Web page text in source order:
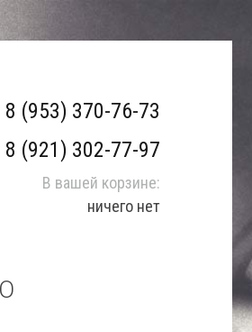
8 (953) 370-76-73
8 (921) 302-77-97
В вашей корзине:
ничего нет